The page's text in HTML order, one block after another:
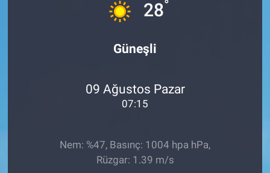
28°
Güneşli
09 Ağustos Pazar
07:15
Nem: %47, Basınç: 1004 hpa hPa,
Rüzgar: 1.39 m/s